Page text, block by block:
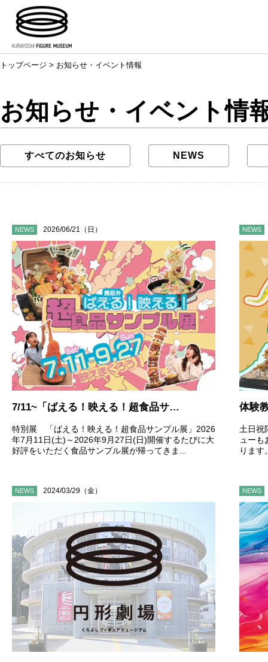
トップページ > お知らせ・イベント情報
お知らせ・イベント情
すべてのお知らせ NEWS
NEWS 2026/06/21（日）
7/11~「ばえる！映える！超食品サンプル展」開催のおしらせ
特別展 「ばえる！映える！超食品サンプル展」2026
年7月11日(土)～2026年9月27日(日)開催するたびに大
好評をいただく食品サンプル展が帰ってきま...
NEWS
体験
土日祝
ューも
ります
NEWS 2024/03/29（金） NEWS